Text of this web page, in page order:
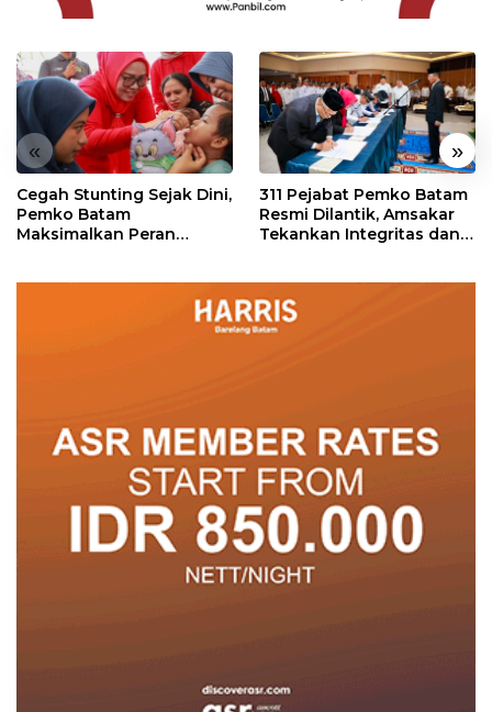
« »
Cegah Stunting Sejak Dini,
Pemko Batam
Maksimalkan Peran
311 Pejabat Pemko Batam
Resmi Dilantik, Amsakar
Tekankan Integritas dan